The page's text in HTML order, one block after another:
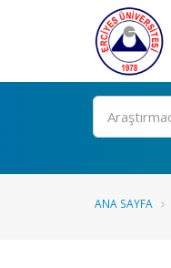
Ara
ANA SAYFA